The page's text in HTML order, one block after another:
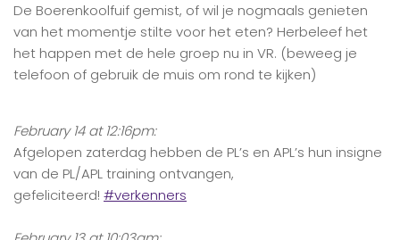
De Boerenkoolfuif gemist, of wil je nogmaals genieten
van het momentje stilte voor het eten? Herbeleef het
het happen met de hele groep nu in VR. (beweeg je
telefoon of gebruik de muis om rond te kijken)
February 14 at 12:16pm:
Afgelopen zaterdag hebben de PL’s en APL’s hun insigne
van de PL/APL training ontvangen,
gefeliciteerd! ‪#‎verkenners‬